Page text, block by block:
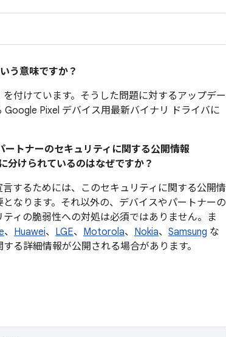
う意味ですか？
付けています。そうした問題に対するアップデー
Google Pixel デバイス用最新バイナリ ドライバに
トナーのセキュリティに関する公開情報
分けられているのはなぜですか？
するためには、このセキュリティに関する公開情
なります。それ以外の、デバイスやパートナーの
ィの脆弱性への対処は必須ではありません。ま
、 Huawei、 LGE、 Motorola、 Nokia、 Samsung な
る詳細情報が公開される場合があります。